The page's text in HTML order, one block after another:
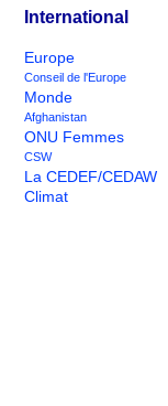
International
Europe
Conseil de l'Europe
Monde
Afghanistan
ONU Femmes
CSW
La CEDEF/CEDAW
Climat